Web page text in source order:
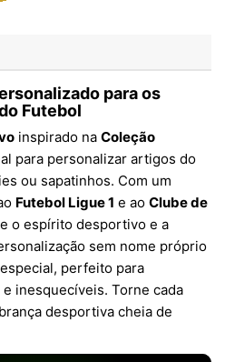
para os
Futebol
inspirado na Coleção
para personalizar artigos do
ou sapatinhos. Com um
Futebol Ligue 1 e ao Clube de
o espírito desportivo e a
sem nome próprio
perfeito para
inesquecíveis. Torne cada
desportiva cheia de